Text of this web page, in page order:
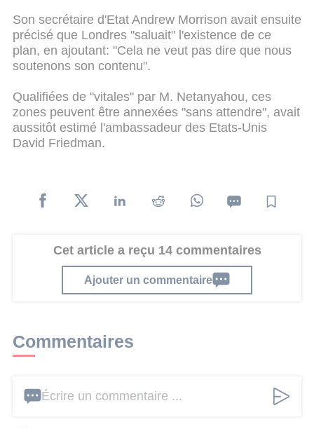
Son secrétaire d'Etat Andrew Morrison avait ensuite
précisé que Londres "saluait" l'existence de ce
plan, en ajoutant: "Cela ne veut pas dire que nous
soutenons son contenu".
Qualifiées de "vitales" par M. Netanyahou, ces
zones peuvent être annexées "sans attendre", avait
aussitôt estimé l'ambassadeur des Etats-Unis
David Friedman.
Cet article a reçu 14 commentaires
Ajouter un commentaire
Commentaires
Écrire un commentaire ...